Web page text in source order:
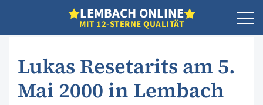
LEMBACH ONLINE
MIT 12-STERNE QUALITÄT
Lukas Resetarits am 5.
Mai 2000 in Lembach